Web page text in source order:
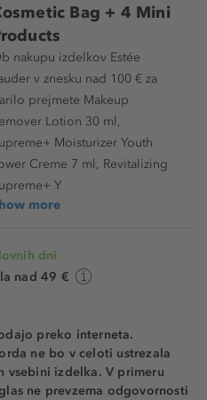
Bag + 4 Mini
nakupu izdelkov Estée
v znesku nad 100 € za
prejmete Makeup
Lotion 30 ml,
Moisturizer Youth
Creme 7 ml, Revitalizing
Y
more
dni
nad 49 €
preko interneta.
ne bo v celoti ustrezala
vsebini izdelka. V primeru
ne prevzema odgovornosti